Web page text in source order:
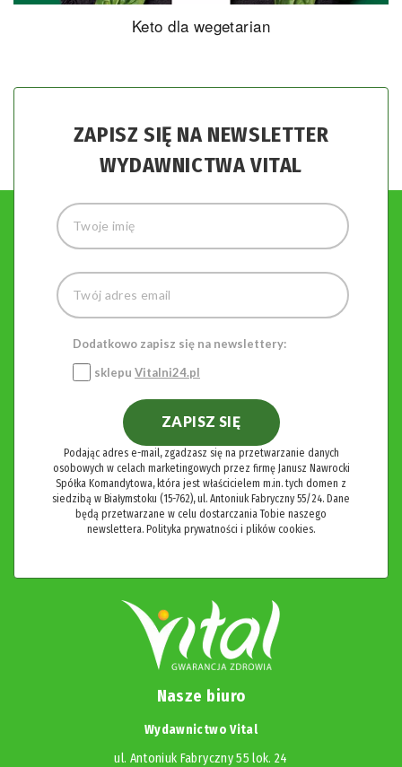
Keto dla wegetarian
ZAPISZ SIĘ NA NEWSLETTER
WYDAWNICTWA VITAL
Dodatkowo zapisz się na newslettery:
sklepu Vitalni24.pl
ZAPISZ SIĘ
Podając adres e-mail, zgadzasz się na przetwarzanie danych
osobowych w celach marketingowych przez firmę Janusz Nawrocki
Spółka Komandytowa, która jest właścicielem m.in. tych domen z
siedzibą w Białymstoku (15-762), ul. Antoniuk Fabryczny 55/24. Dane
będą przetwarzane w celu dostarczania Tobie naszego
newslettera. Polityka prywatności i plików cookies.
Nasze biuro
Wydawnictwo Vital
ul. Antoniuk Fabryczny 55 lok. 24